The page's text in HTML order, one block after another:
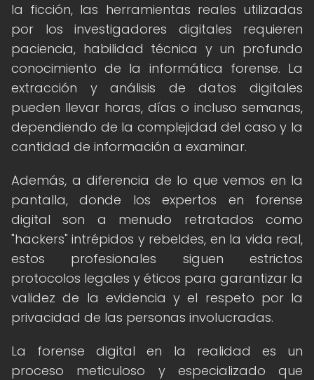
la ficción, las herramientas reales utilizadas
por los investigadores digitales requieren
paciencia, habilidad técnica y un profundo
conocimiento de la informática forense. La
extracción y análisis de datos digitales
pueden llevar horas, días o incluso semanas,
dependiendo de la complejidad del caso y la
cantidad de información a examinar.
Además, a diferencia de lo que vemos en la
pantalla, donde los expertos en forense
digital son a menudo retratados como
"hackers" intrépidos y rebeldes, en la vida real,
estos profesionales siguen estrictos
protocolos legales y éticos para garantizar la
validez de la evidencia y el respeto por la
privacidad de las personas involucradas.
La forense digital en la realidad es un
proceso meticuloso y especializado que